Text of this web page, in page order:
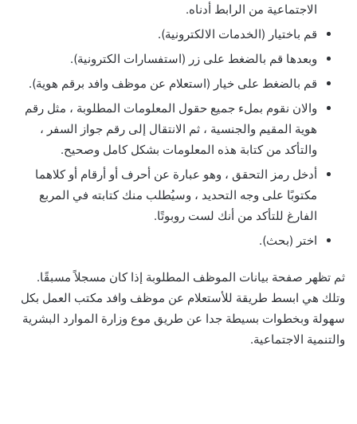
الاجتماعية من الرابط أدناه.
قم باختيار (الخدمات الالكترونية).
وبعدها قم بالضغط على زر (استفسارات الكترونية).
قم بالضغط على خيار (استعلام عن موظف وافد برقم هوية).
والان نقوم بملء جميع حقول المعلومات المطلوبة ، مثل رقم
هوية المقيم والجنسية ، ثم الانتقال إلى رقم جواز السفر ،
والتأكد من كتابة هذه المعلومات بشكل كامل وصحيح.
أدخل رمز التحقق ، وهو عبارة عن أحرف أو أرقام أو كلاهما
مكتوبًا على وجه التحديد ، وسيُطلب منك كتابته في المربع
الفارغ للتأكد من أنك لست روبوتًا.
اختر (بحث).
ثم تظهر صفحة بيانات الموظف المطلوبة إذا كان مسجلاً مسبقًا.
وتلك هي ابسط طريقة للأستعلام عن موظف وافد مكتب العمل بكل
سهولة وبخطوات بسيطة جدا عن طريق موع وزارة الموارد البشرية
والتنمية الاجتماعية.